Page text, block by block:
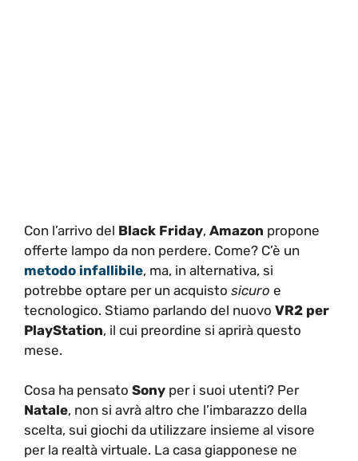
Con l’arrivo del Black Friday, Amazon propone
offerte lampo da non perdere. Come? C’è un
metodo infallibile, ma, in alternativa, si
potrebbe optare per un acquisto sicuro e
tecnologico. Stiamo parlando del nuovo VR2 per
PlayStation, il cui preordine si aprirà questo
mese.
Cosa ha pensato Sony per i suoi utenti? Per
Natale, non si avrà altro che l’imbarazzo della
scelta, sui giochi da utilizzare insieme al visore
per la realtà virtuale. La casa giapponese ne